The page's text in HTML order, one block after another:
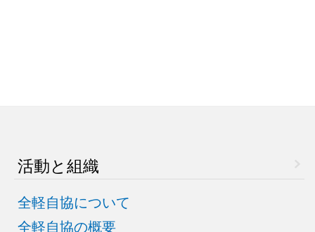
活動と組織
全軽自協について
全軽自協の概要